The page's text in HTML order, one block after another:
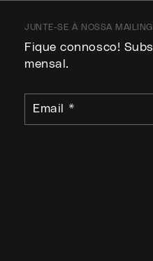
JUNTE-SE À NOSSA
Fique connosco!
mensal.